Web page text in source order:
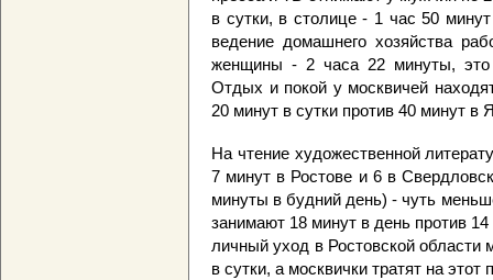
в сутки, в столице - 1 час 50
ведение домашнего хозяйства
женщины - 2 часа 22 минуты,
Отдых и покой у москвичей
20 минут в сутки против 40 минут в
На чтение художественной
7 минут в Ростове и 6 в
минуты в будний день) - чуть
занимают 18 минут в день против
личный уход в Ростовской
в сутки, а москвички тратят на